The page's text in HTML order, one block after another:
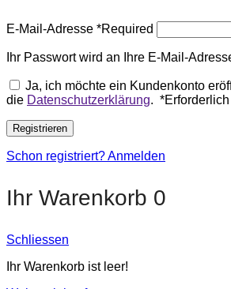
E-Mail-Adresse *Required
Ihr Passwort wird an Ihre E-Mail-
Ja, ich möchte ein Kundenkonto
die Datenschutzerklärung. *Erforderlich
Registrieren
Schon registriert? Anmelden
Ihr Warenkorb 0
Schliessen
Ihr Warenkorb ist leer!